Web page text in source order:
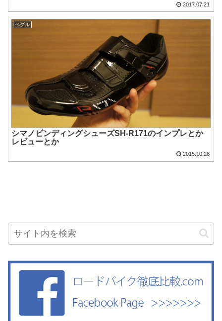
2017.07.21
ペダル
シマノビンディングシューズSH-R171のインプレとか
レビューとか
2015.10.26